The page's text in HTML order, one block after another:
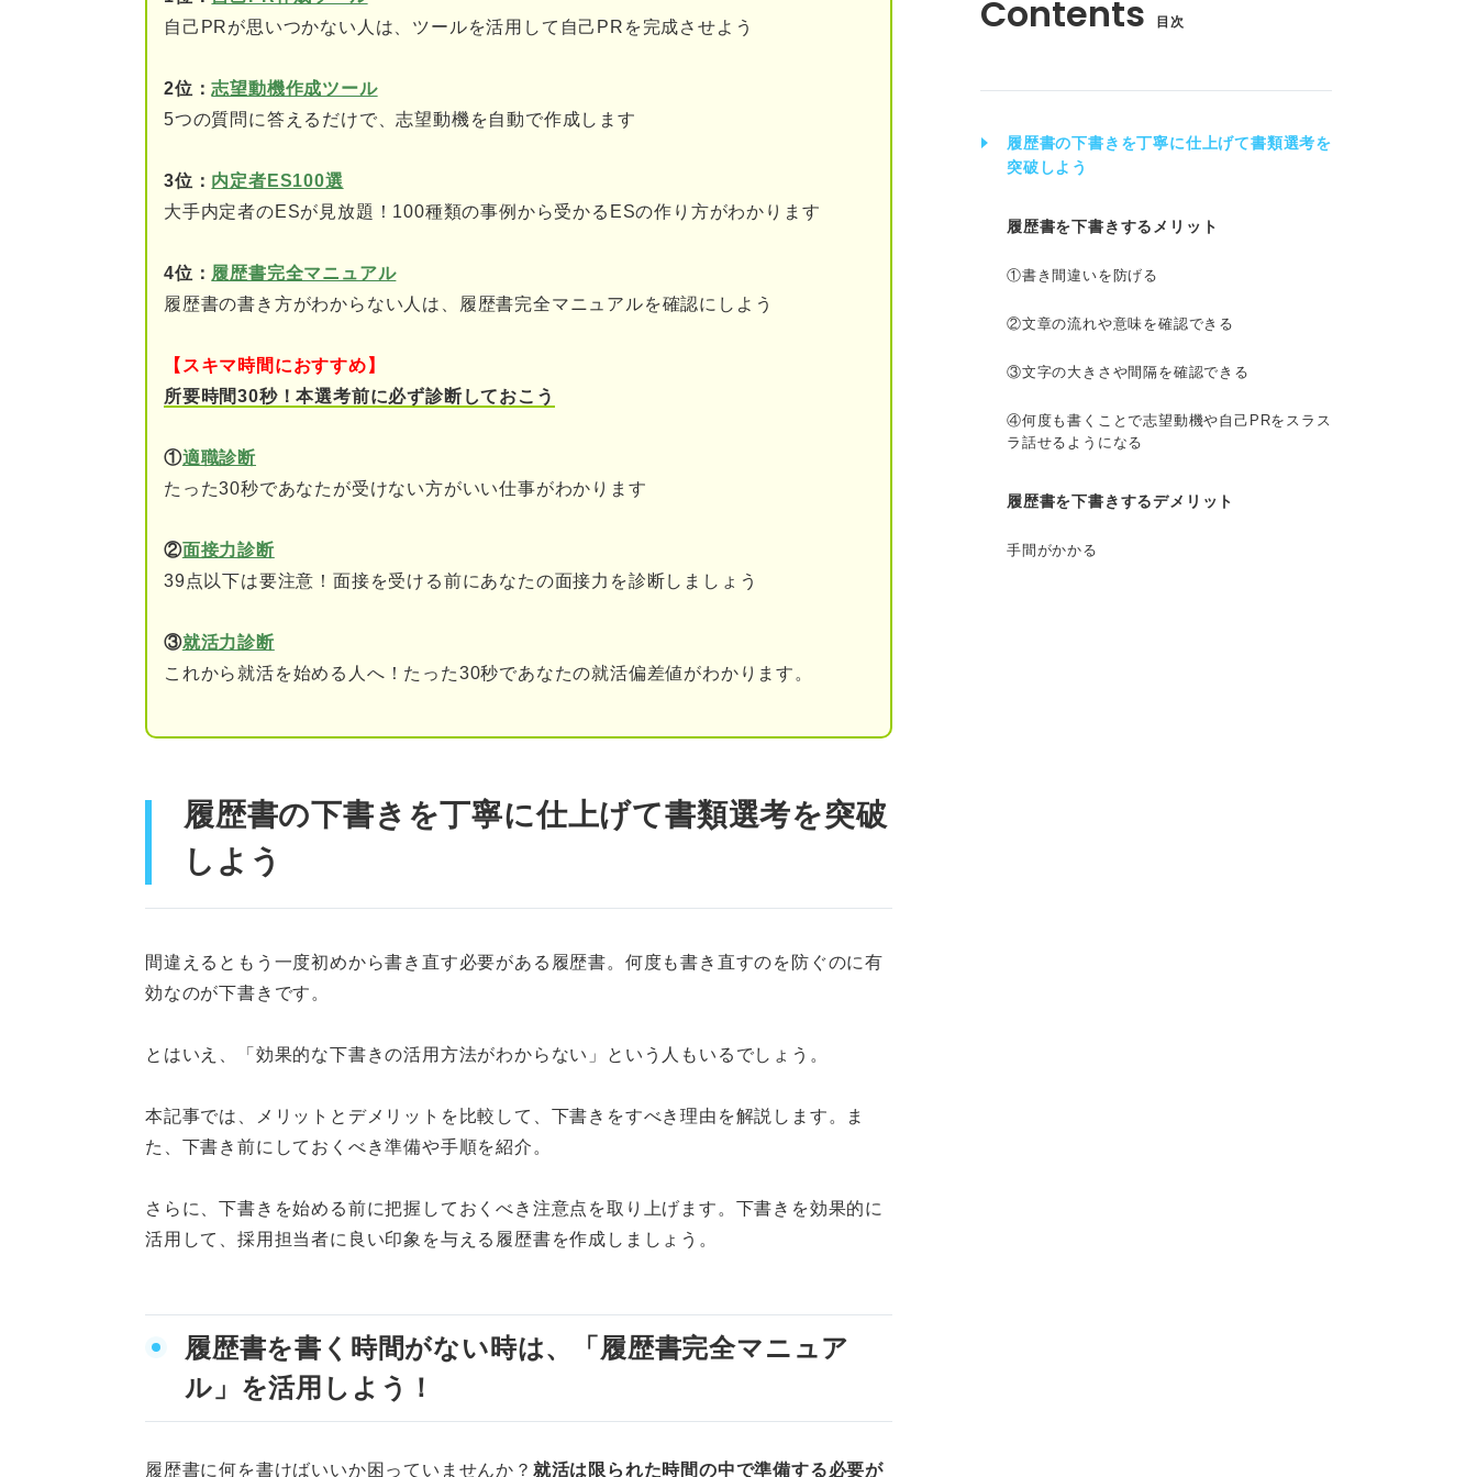
手間がかかる
綺麗に消さないと履歴書が汚れてしまう可能性がある
書く前にチェック！ 履歴書の下書きをする際の5つの準備
②書く内容は事前に決めておく
④使いやすい消しゴムを用意する
慎重さが大事！ 履歴書を下書きする6ステップ
②内容をチェックする
⑤下書きを消しゴムで消す
履歴書を下書きする際の注意点
消えるボールペンを使用しない
下書きの跡をそのままにしない
下書きをして採用担当者に刺さる履歴書を作成しよう
自己PRが思いつかない人は、ツールを活用して自己PRを完成させよう
2位：志望動機作成ツール
5つの質問に答えるだけで、志望動機を自動で作成します
3位： 内定者ES100選
大手内定者のESが見放題！100種類の事例から受かるESの作り方がわかります
4位： 履歴書完全マニュアル
履歴書の書き方がわからない人は、履歴書完全マニュアルを確認にしよう
【スキマ時間におすすめ】
所要時間30秒！本選考前に必ず診断しておこう
①適職診断
たった30秒であなたが受けない方がいい仕事がわかります
②面接力診断
39点以下は要注意！面接を受ける前にあなたの面接力を診断しましょう
③就活力診断
これから就活を始める人へ！たった30秒であなたの就活偏差値がわかります。
履歴書の下書きを丁寧に仕上げて書類選考を突破
しよう
間違えるともう一度初めから書き直す必要がある履歴書。何度も書き直すのを防ぐのに有
効なのが下書きです。
とはいえ、「効果的な下書きの活用方法がわからない」という人もいるでしょう。
本記事では、メリットとデメリットを比較して、下書きをすべき理由を解説します。ま
た、下書き前にしておくべき準備や手順を紹介。
さらに、下書きを始める前に把握しておくべき注意点を取り上げます。下書きを効果的に
活用して、採用担当者に良い印象を与える履歴書を作成しましょう。
履歴書を書く時間がない時は、「履歴書完全マニュア
ル」を活用しよう！
履歴書に何を書けばいいか困っていませんか？ 就活は限られた時間の中で準備する必要が
目次
履歴書の下書きを丁寧に仕上げて書類選考を
突破しよう
履歴書を下書きするメリット
①書き間違いを防げる
②文章の流れや意味を確認できる
③文字の大きさや間隔を確認できる
④何度も書くことで志望動機や自己PRをスラス
ラ話せるようになる
履歴書を下書きするデメリット
手間がかかる